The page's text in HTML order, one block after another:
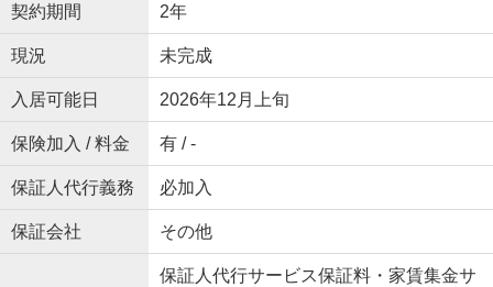
契約期間 2年
現況 未完成
入居可能日 2026年12月上旬
保険加入 / 料金 有 / -
保証人代行義務 必加入
保証会社 その他
保証人代行サービス保証料・家賃集金サ